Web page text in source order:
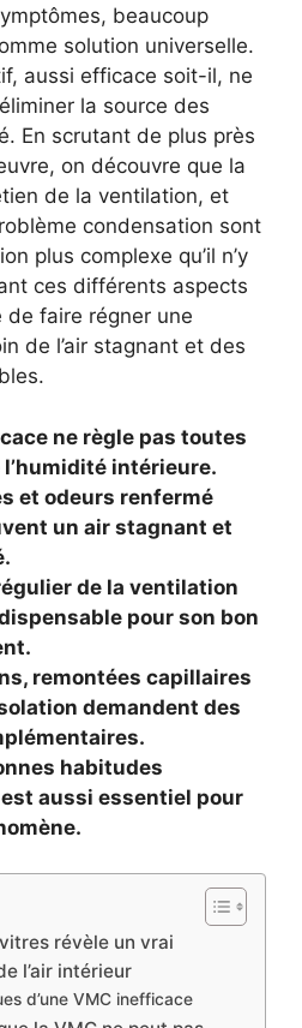
beaucoup
solution universelle.
aussi efficace soit-il, ne
la source des
En scrutant de plus près
on découvre que la
de la ventilation, et
condensation sont
plus complexe qu’il n’y
ces différents aspects
de faire régner une
de l’air stagnant et des
ne règle pas toutes
intérieure.
et odeurs renfermé
un air stagnant et
de la ventilation
pour son bon
remontées capillaires
demandent des
habitudes
aussi essentiel pour
révèle un vrai
l’air intérieur
d’une VMC inefficace